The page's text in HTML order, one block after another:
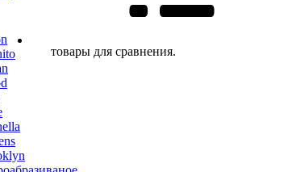
товары для сравнения.